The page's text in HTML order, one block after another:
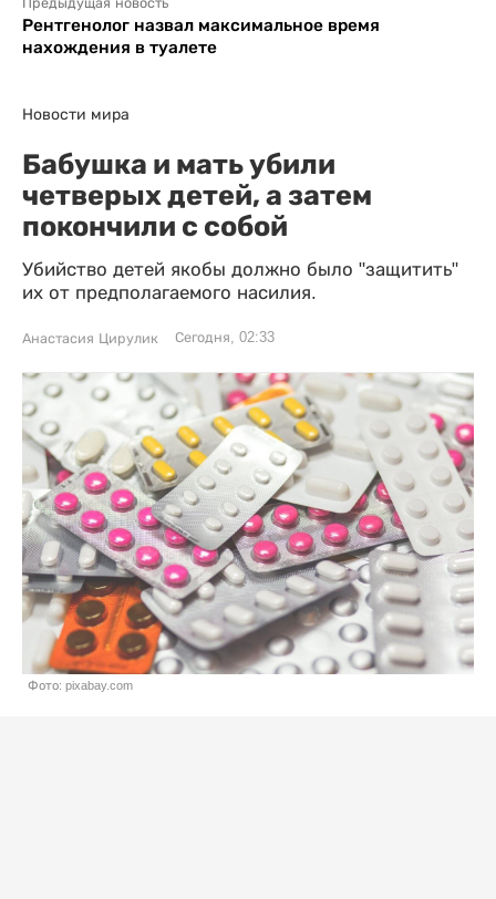
Предыдущая новость
Рентгенолог назвал максимальное время
нахождения в туалете
Новости мира
Бабушка и мать убили
четверых детей, а затем
покончили с собой
Убийство детей якобы должно было "защитить"
их от предполагаемого насилия.
Анастасия Цирулик Сегодня, 02:33
Фото: pixabay.com